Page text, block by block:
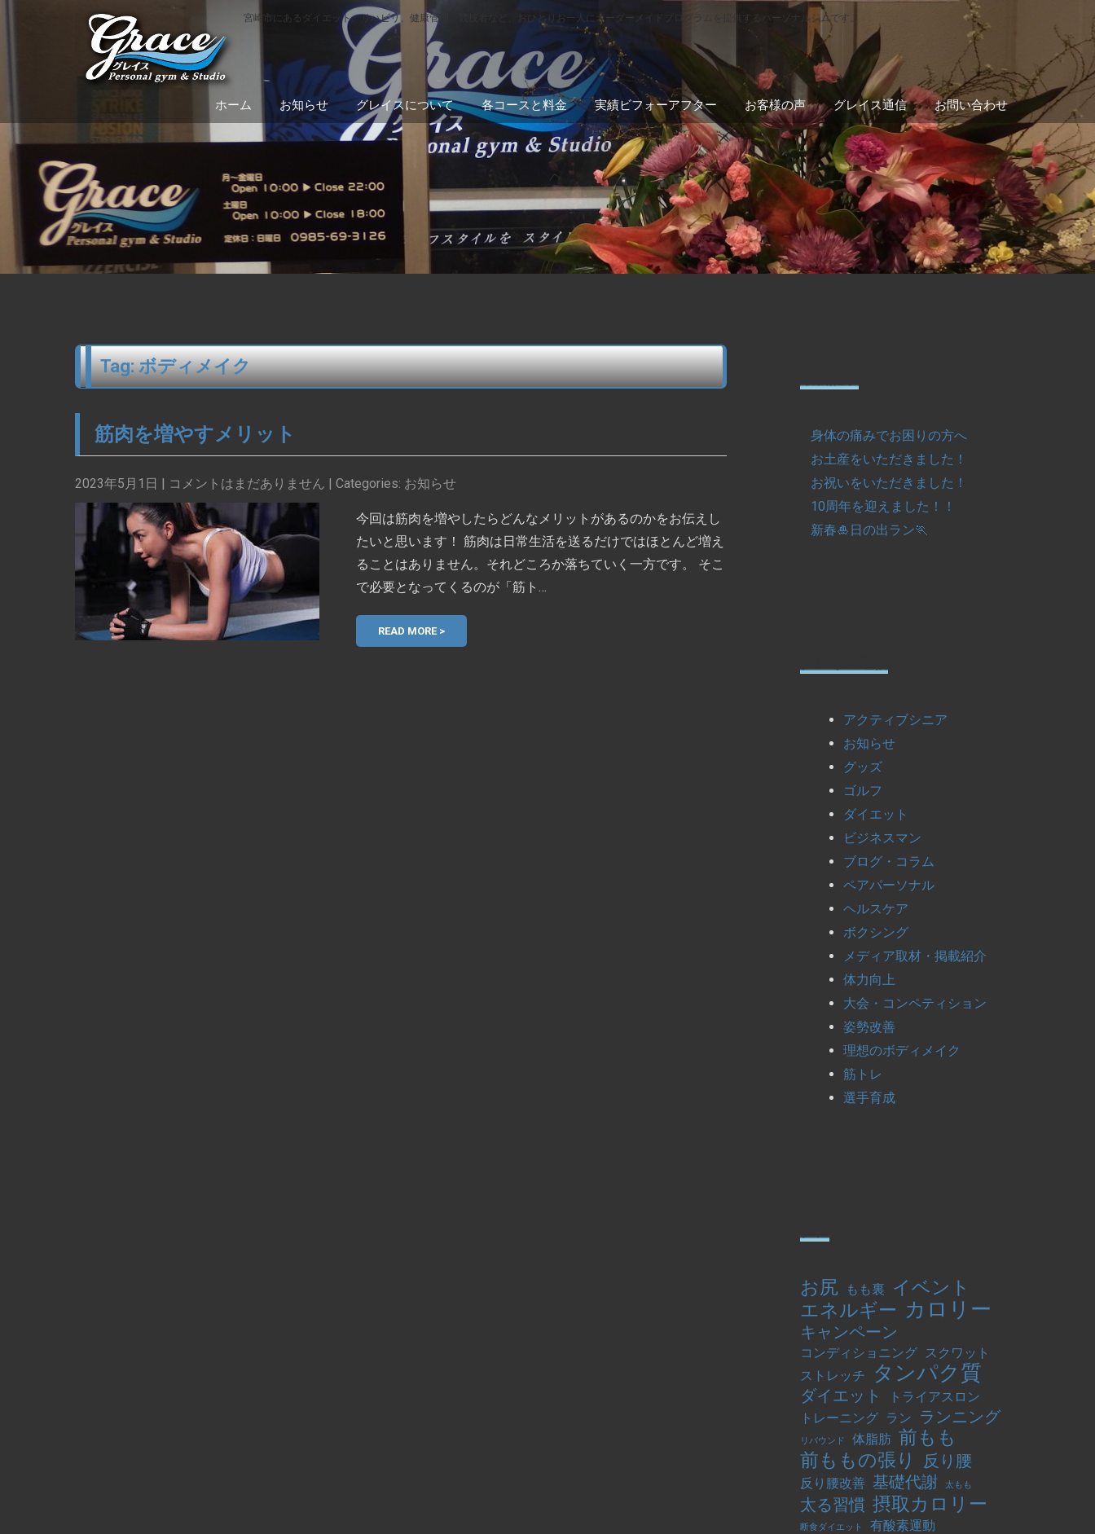
宮崎市にあるダイエット、リハビリ、健康管理、競技者など、おひとりお一人にオーダーメイドプログラムを提供するパーソナルジムです。
ホーム お知らせ グレイスについて 各コースと料金 実績ビフォーアフター お客様の声 グレイス通信 お問い合わせ
Tag: ボディメイク
筋肉を増やすメリット
2023年5月1日 | コメントはまだありません | Categories: お知らせ
今回は筋肉を増やしたらどんなメリットがあるのかをお伝えし
たいと思います！ 筋肉は日常生活を送るだけではほとんど増え
ることはありません。それどころか落ちていく一方です。 そこ
で必要となってくるのが「筋ト…
READ MORE >
身体の痛みでお困りの方へ
お土産をいただきました！
お祝いをいただきました！
10周年を迎えました！！
新春🎍日の出ラン🏃
アクティブシニア
お知らせ
グッズ
ゴルフ
ダイエット
ビジネスマン
ブログ・コラム
ペアパーソナル
ヘルスケア
ボクシング
メディア取材・掲載紹介
体力向上
大会・コンペティション
姿勢改善
理想のボディメイク
筋トレ
選手育成
お尻 もも裏
イベント
エネルギー カロリー
キャンペーン
コンディショニング スクワット
ストレッチ
タンパク質
ダイエット
トライアスロン
トレーニング ラン ランニング
リバウンド 体脂肪 前もも
前ももの張り
反り腰
反り腰改善 基礎代謝 太もも
太る習慣 摂取カロリー
断食ダイエット 有酸素運動